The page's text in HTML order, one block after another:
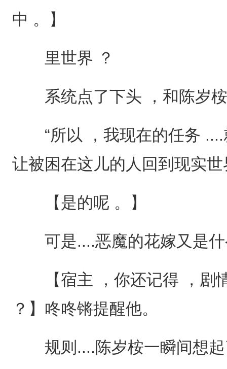
中 。】
里世界 ？
系统点了下头 ，和陈岁桉
“所以 ，我现在的任务 ....
让被困在这儿的人回到现实世
【是的呢 。】
可是....恶魔的花嫁又是什
【宿主 ，你还记得 ，剧
？】咚咚锵提醒他。
规则....陈岁桉一瞬间想起